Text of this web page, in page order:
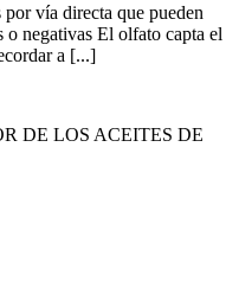
vía directa que pueden
o negativas El olfato capta el
a [...]